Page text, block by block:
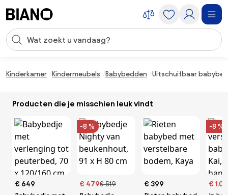
Zoekopdracht invoeren
Kinderkamer Kindermeubels Babybedden Uitschuifbaar babybed
Producten die je misschien leuk vindt
€ 649
-8 %
€ 479€ 519
€ 399
-8 %
€